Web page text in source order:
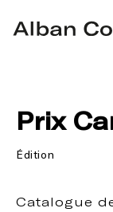
Prix
Édition
Catalogue